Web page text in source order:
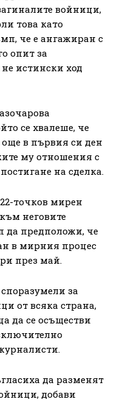
войници,
това като
че е ангажиран с
опит за
истински ход
се хвалеше, че
в първия си ден
му отношения с
на сделка.
точков мирен
неговите
да предположи, че
в мирния процес
през май.
за
от всяка страна,
да се осъществи
да разменят
добави